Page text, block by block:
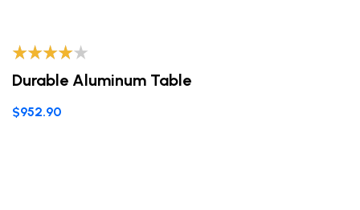
Valorado
con3.80
Durable Aluminum Table
$952.90